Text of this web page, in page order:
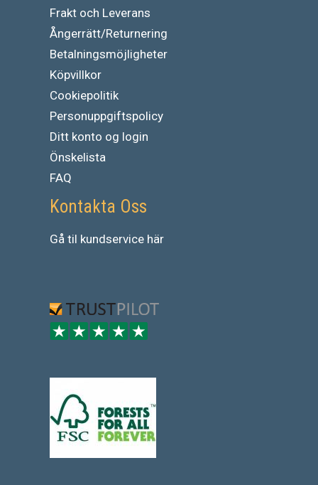
Frakt och Leverans
Ångerrätt/Returnering
Betalningsmöjligheter
Köpvillkor
Cookiepolitik
Personuppgiftspolicy
Ditt konto og login
Önskelista
FAQ
Kontakta Oss
Gå til kundservice här